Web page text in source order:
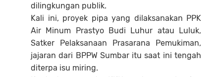
dilingkungan publik.
Kali ini, proyek pipa yang dilaksanakan PPK
Air Minum Prastyo Budi Luhur atau Luluk,
Satker Pelaksanaan Prasarana Pemukiman,
jajaran dari BPPW Sumbar itu saat ini tengah
diterpa isu miring.